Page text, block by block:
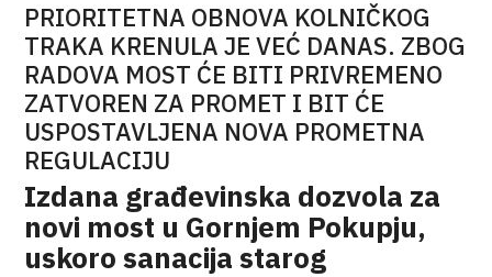
PRIORITETNA OBNOVA KOLNIČKOG
TRAKA KRENULA JE VEĆ DANAS. ZBOG
RADOVA MOST ĆE BITI PRIVREMENO
ZATVOREN ZA PROMET I BIT ĆE
USPOSTAVLJENA NOVA PROMETNA
REGULACIJU
Izdana građevinska dozvola za
novi most u Gornjem Pokupju,
uskoro sanacija starog